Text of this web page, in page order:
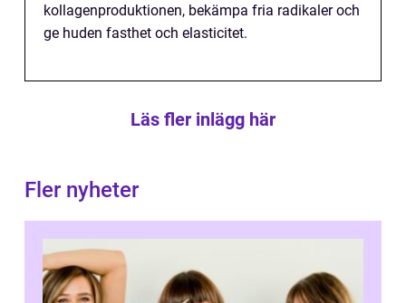
kollagenproduktionen, bekämpa fria radikaler och
ge huden fasthet och elasticitet.
Läs fler inlägg här
Fler nyheter